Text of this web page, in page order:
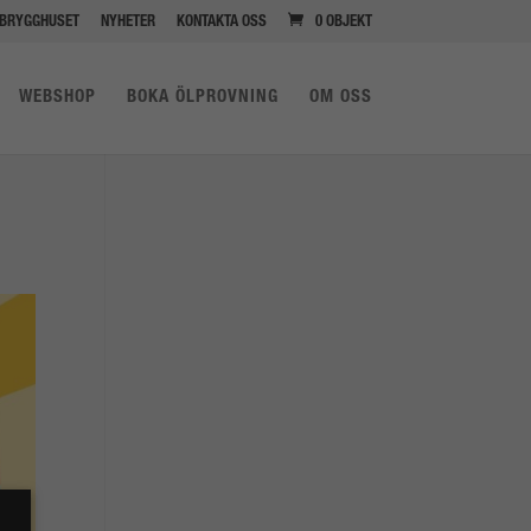
NYHETER KONTAKTA OSS 0 OBJEKT
WEBSHOP BOKA ÖLPROVNING OM OSS